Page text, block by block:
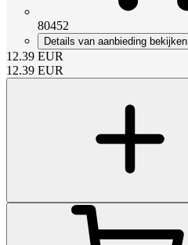
80452
Details van aanbieding bekijken
12.39 EUR
12.39 EUR